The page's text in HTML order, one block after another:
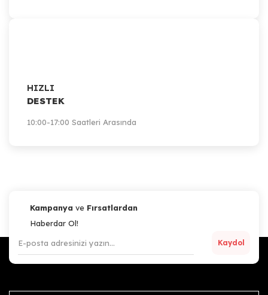
HIZLI
DESTEK
10:00-17:00 Saatleri Arasında
Kampanya ve Fırsatlardan
Haberdar Ol!
Kaydol